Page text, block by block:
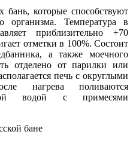
которые способствуют
организма. Температура в
приблизительно +70
отметки в 100%. Состоит
а также моечного
отделено от парилки или
печь с округлыми
нагрева поливаются
водой с примесями